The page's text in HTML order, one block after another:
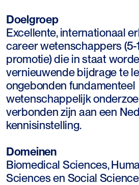
Doelgroep
Excellente, internationaal
career wetenschappers (5-
promotie) die in staat
vernieuwende bijdrage te
ongebonden fundamenteel
wetenschappelijk
verbonden zijn aan een
kennisinstelling.
Domeinen
Biomedical Sciences,
Sciences en Social